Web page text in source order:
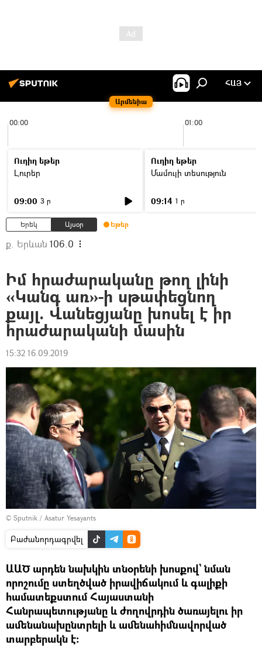
Արմենիա
ՀԱՅ
00:00 01:00
Ուղիղ եթեր
Լուրեր
09:00 3 ր
Ուղիղ եթեր
Մամուլի տեսություն
09:14 1 ր
Երեկ Այսօր Եթեր
ք. Երևան 106.0
Իմ հրաժարականը թող լինի
«Կանգ առ»-ի սթափեցնող
քայլ. Վանեցյանը խոսել է իր
հրաժարականի մասին
15:32 16.09.2019
© Sputnik / Asatur Yesayants
Բաժանորդագրվել
ԱԱԾ արդեն նախկին տնօրենի խոսքով` նման
որոշումը ստեղծված իրավիճակում և գալիքի
համատեքստում Հայաստանի
Հանրապետությանը և ժողովրդին ծառայելու իր
ամենանախընտրելի և ամենահիմնավորված
տարբերակն է։